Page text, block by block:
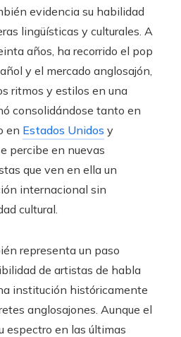
evidencia su habilidad
lingüísticas y culturales. A
años, ha recorrido el pop
y el mercado anglosajón,
ritmos y estilos en una
consolidándose tanto en
en Estados Unidos y
percibe en nuevas
que ven en ella un
internacional sin
cultural.
representa un paso
de artistas de habla
institución históricamente
anglosajones. Aunque el
espectro en las últimas